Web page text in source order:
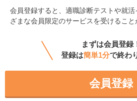
会員登録すると、 適職診断テストや就
ざまな会員限定のサービスを受けること
まずは会員登録
登録は簡単1分で終わ
会員登録